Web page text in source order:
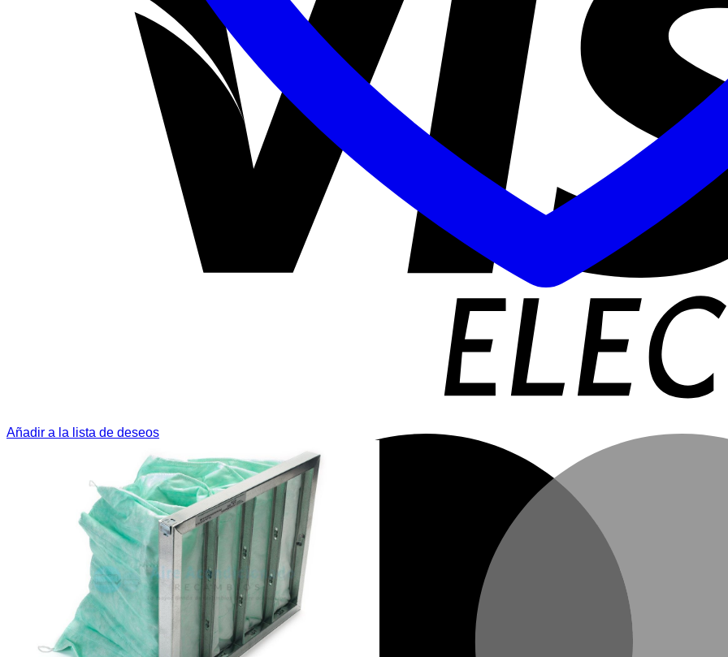
Añadir a la lista de deseos